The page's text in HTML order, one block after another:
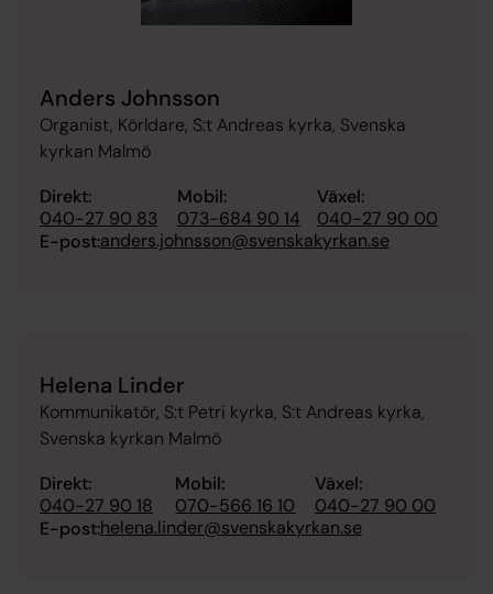
Anders Johnsson
Organist, Körldare, S:t Andreas kyrka, Svenska
kyrkan Malmö
Direkt:
040-27 90 83
Mobil:
073-684 90 14
Växel:
040-27 90 00
E-post:anders.johnsson@svenskakyrkan.se
Helena Linder
Kommunikatör, S:t Petri kyrka, S:t Andreas kyrka,
Svenska kyrkan Malmö
Direkt:
040-27 90 18
Mobil:
070-566 16 10
Växel:
040-27 90 00
E-post:helena.linder@svenskakyrkan.se